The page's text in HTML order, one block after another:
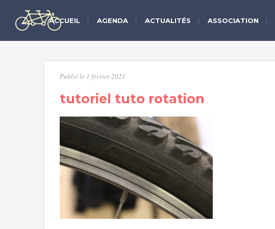
ACCUEIL AGENDA ACTUALITÉS ASSOCIATION
Publié le 1 février 2021
tutoriel tuto rotation